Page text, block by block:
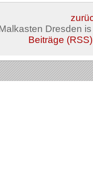
Dresden
Beiträge (RSS)